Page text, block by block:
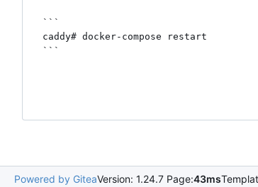
```
caddy# docker-compose restart
```
Powered by GiteaVersion: 1.24.7 Page:43ms